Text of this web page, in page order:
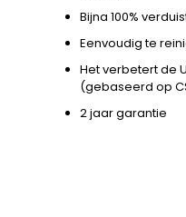
Bijna 100%
Eenvoudig te
Het verbetert de
(gebaseerd op
2 jaar garantie